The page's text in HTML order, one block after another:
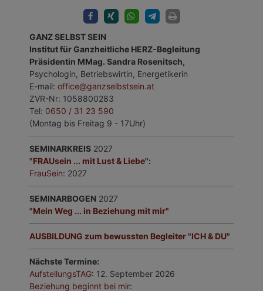
GANZ SELBST SEIN
Institut für Ganzheitliche HERZ-Begleitung
Präsidentin MMag. Sandra Rosenitsch,
Psychologin, Betriebswirtin, Energetikerin
E-mail: office@ganzselbstsein.at
ZVR-Nr: 1058800283
Tel: 0650 / 31 23 590
(Montag bis Freitag 9 - 17Uhr)
SEMINARKREIS 2027
"FRAUsein ... mit Lust & Liebe":
FrauSein: 2027
SEMINARBOGEN 2027
"Mein Weg ... in Beziehung mit mir"
AUSBILDUNG zum bewussten Begleiter "ICH & DU"
Nächste Termine:
AufstellungsTAG: 12. September 2026
Beziehung beginnt bei mir: